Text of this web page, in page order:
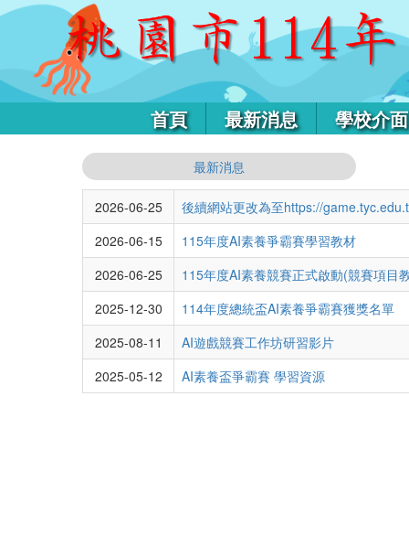
首頁 最新消息 學校介面
最新消息
2026-06-25
後續網站更改為至https://
2026-06-15
115年度AI素養爭霸賽學習教材
2026-06-25
115年度AI素養競賽正式啟動(競賽項目
2025-12-30
114年度總統盃AI素養爭霸賽獲獎名單
2025-08-11
AI遊戲競賽工作坊研習影片
2025-05-12
AI素養盃爭霸賽 學習資源